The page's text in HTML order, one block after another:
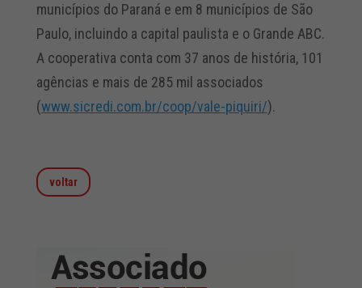
municípios do Paraná e em 8 municípios de São
Paulo, incluindo a capital paulista e o Grande ABC.
A cooperativa conta com 37 anos de história, 101
agências e mais de 285 mil associados
(www.sicredi.com.br/coop/vale-piquiri/).
voltar